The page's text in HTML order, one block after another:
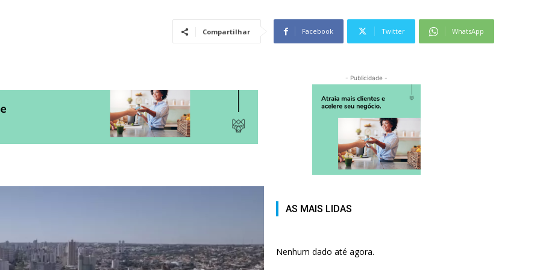
Compartilhar Facebook Twitter WhatsApp
- Publicidade -
AS MAIS LIDAS
Nenhum dado até agora.